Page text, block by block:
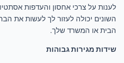
לענות על צרכי אחסון והעדפות
השונים יכולה לעזור לך לעשות את
הבית או המשרד שלך.
שידות מגירות גבוהות